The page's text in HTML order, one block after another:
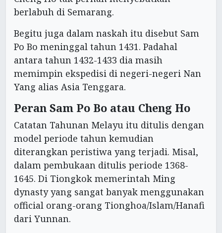
berlabuh di Semarang.
Begitu juga dalam naskah itu disebut Sam
Po Bo meninggal tahun 1431. Padahal
antara tahun 1432-1433 dia masih
memimpin ekspedisi di negeri-negeri Nan
Yang alias Asia Tenggara.
Peran Sam Po Bo atau Cheng Ho
Catatan Tahunan Melayu itu ditulis dengan
model periode tahun kemudian
diterangkan peristiwa yang terjadi. Misal,
dalam pembukaan ditulis periode 1368-
1645. Di Tiongkok memerintah Ming
dynasty yang sangat banyak menggunakan
official orang-orang Tionghoa/Islam/Hanafi
dari Yunnan.